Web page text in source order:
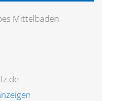
Mittelbaden